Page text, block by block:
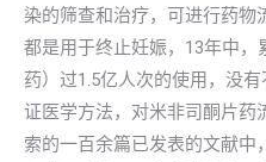
染的筛查和治疗，可进行药物
都是用于终止妊娠，13年中
药）过1.5亿人次的使用，没
证医学方法，对米非司酮片药
索的一百余篇已发表的文献中